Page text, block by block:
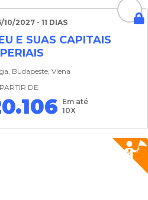
10/2027 - 11 DIAS
E SUAS CAPITAIS
Budapeste, Viena
DE
Em até
10X